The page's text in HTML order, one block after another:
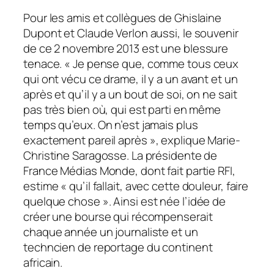
Pour les amis et collègues de Ghislaine
Dupont et Claude Verlon aussi, le souvenir
de ce 2 novembre 2013 est une blessure
tenace. «Je pense que, comme tous ceux
qui ont vécu ce drame, il y a un avant et un
après et qu’il y a un bout de soi, on ne sait
pas très bien où, qui est parti en même
temps qu’eux. On n’est jamais plus
exactement pareil après », explique Marie-
Christine Saragosse. La présidente de
France Médias Monde, dont fait partie RFI,
estime «qu’il fallait, avec cette douleur, faire
quelque chose ». Ainsi est née l’idée de
créer une bourse qui récompenserait
chaque année un journaliste et un
techncien de reportage du continent
africain.